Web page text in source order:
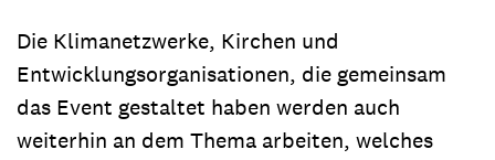
Die Klimanetzwerke, Kirchen und
Entwicklungsorganisationen, die gemeinsam
das Event gestaltet haben werden auch
weiterhin an dem Thema arbeiten, welches